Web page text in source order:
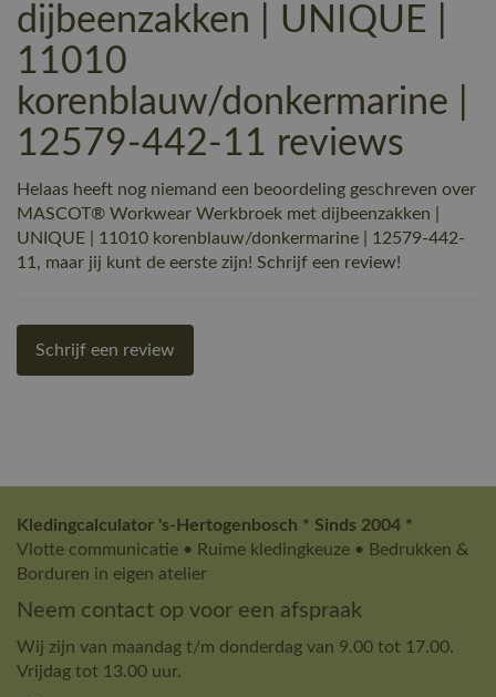
dijbeenzakken | UNIQUE |
11010
korenblauw/donkermarine |
12579-442-11 reviews
Helaas heeft nog niemand een beoordeling geschreven over
MASCOT® Workwear Werkbroek met dijbeenzakken |
UNIQUE | 11010 korenblauw/donkermarine | 12579-442-
11, maar jij kunt de eerste zijn! Schrijf een review!
Schrijf een review
Kledingcalculator 's-Hertogenbosch * Sinds 2004 *
Vlotte communicatie • Ruime kledingkeuze • Bedrukken &
Borduren in eigen atelier
Neem contact op voor een afspraak
Wij zijn van maandag t/m donderdag van 9.00 tot 17.00.
Vrijdag tot 13.00 uur.